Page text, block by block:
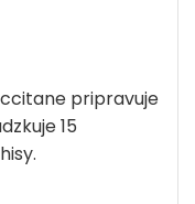
pripravuje
15